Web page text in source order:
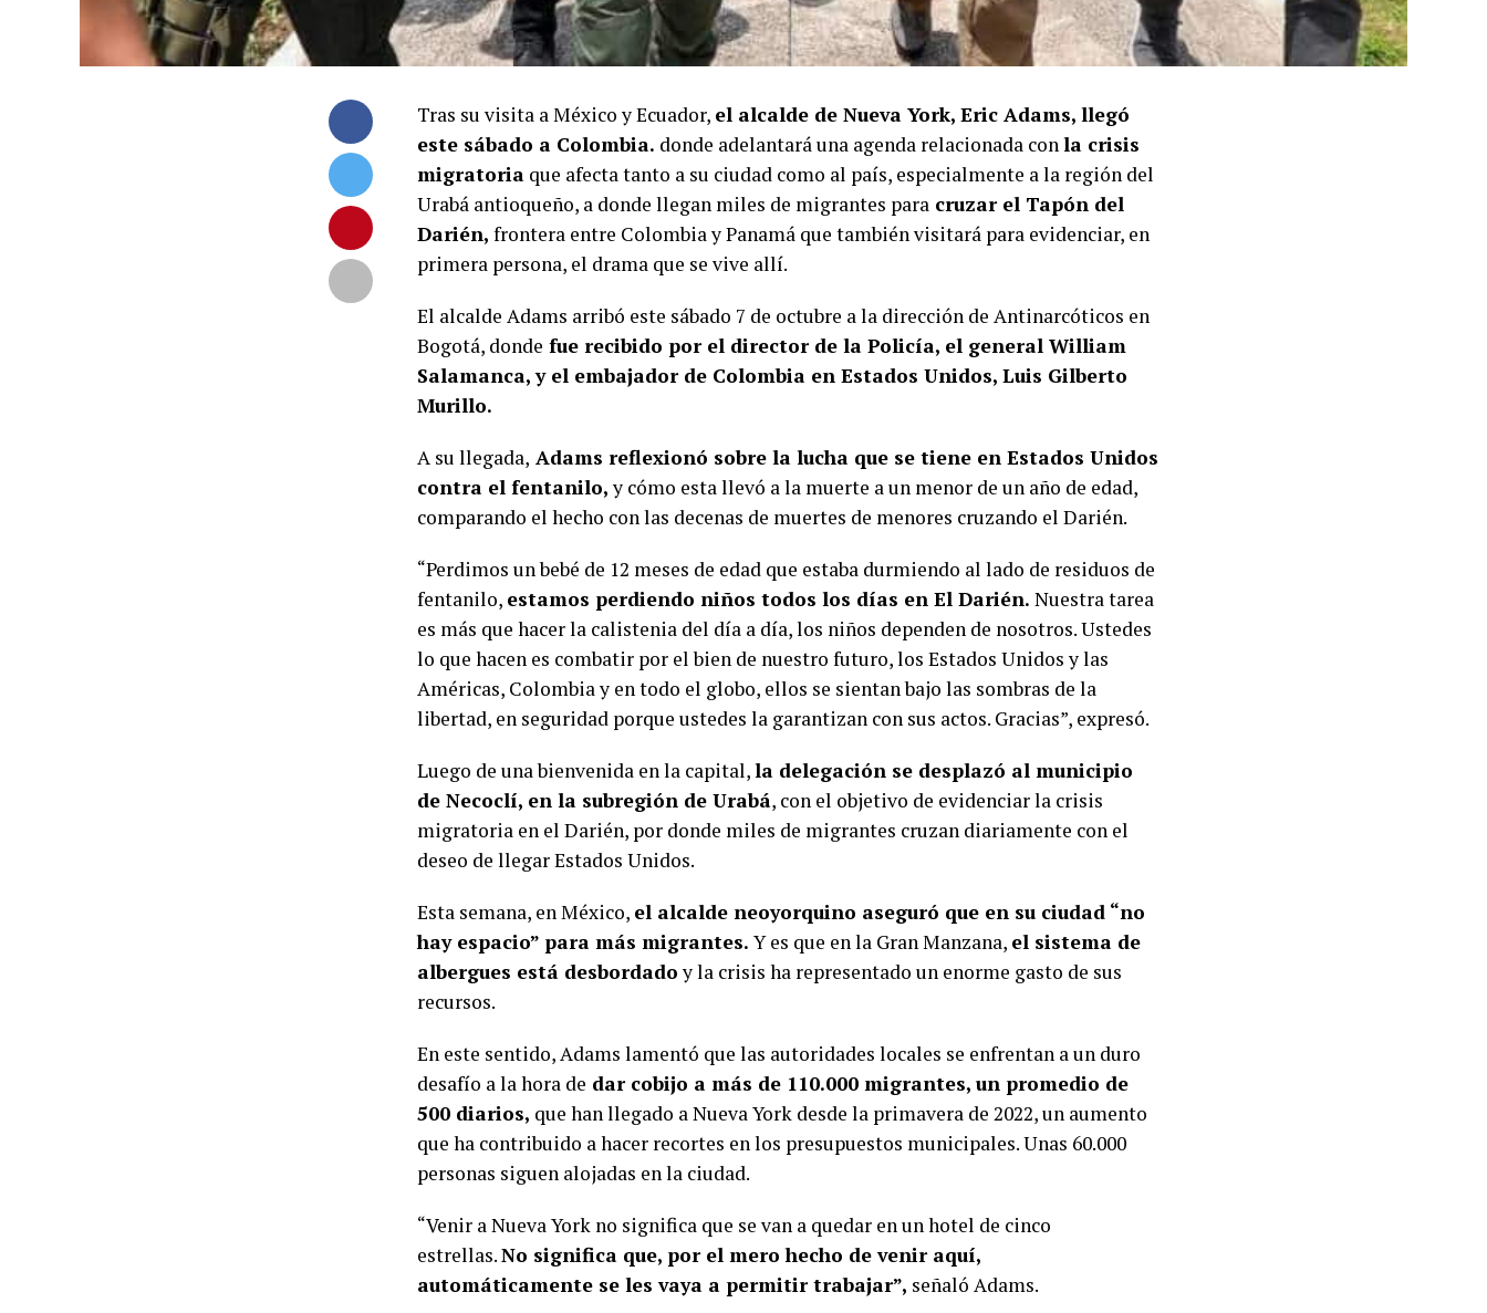
Tras su visita a México y Ecuador, el alcalde de Nueva York, Eric Adams, llegó
este sábado a Colombia. donde adelantará una agenda relacionada conla crisis
migratoria que afecta tanto a su ciudad como al país, especialmente a la región del
Urabá antioqueño, a donde llegan miles de migrantes para cruzar el Tapón del
Darién, frontera entre Colombia y Panamá que también visitará para evidenciar, en
primera persona, el drama que se vive allí.
El alcalde Adams arribó este sábado 7 de octubre a la dirección de Antinarcóticos en
Bogotá, donde fue recibido por el director de la Policía, el general William
Salamanca, y el embajador de Colombia en Estados Unidos, Luis Gilberto
Murillo.
A su llegada, Adams reflexionó sobre la lucha que se tiene en Estados Unidos
contra el fentanilo,y cómo esta llevó a la muerte a un menor de un año de edad,
comparando el hecho con las decenas de muertes de menores cruzando el Darién.
“Perdimos un bebé de 12 meses de edad que estaba durmiendo al lado de residuos de
fentanilo, estamos perdiendo niños todos los días en El Darién. Nuestra tarea
es más que hacer la calistenia del día a día, los niños dependen de nosotros. Ustedes
lo que hacen es combatir por el bien de nuestro futuro, los Estados Unidos y las
Américas, Colombia y en todo el globo, ellos se sientan bajo las sombras de la
libertad, en seguridad porque ustedes la garantizan con sus actos. Gracias”, expresó.
Luego de una bienvenida en la capital,la delegación se desplazó al municipio
de Necoclí, en la subregión de Urabá, con el objetivo de evidenciar la crisis
migratoria en el Darién, por donde miles de migrantes cruzan diariamente con el
deseo de llegar Estados Unidos.
Esta semana, en México, el alcalde neoyorquino aseguró que en su ciudad “no
hay espacio” para más migrantes. Y es que en la Gran Manzana, el sistema de
albergues está desbordadoy la crisis ha representado un enorme gasto de sus
recursos.
En este sentido, Adams lamentó que las autoridades locales se enfrentan a un duro
desafío a la hora de dar cobijo a más de 110.000 migrantes, un promedio de
500 diarios, que han llegado a Nueva York desde la primavera de 2022, un aumento
que ha contribuido a hacer recortes en los presupuestos municipales. Unas 60.000
personas siguen alojadas en la ciudad.
“Venir a Nueva York no significa que se van a quedar en un hotel de cinco
estrellas.No significa que, por el mero hecho de venir aquí,
automáticamente se les vaya a permitir trabajar”, señaló Adams.